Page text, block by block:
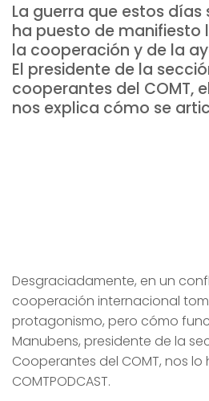
La guerra que estos días
ha puesto de
la cooperación y de la
El presidente de la
cooperantes del COMT,
nos explica cómo se
Desgraciadamente, en un
cooperación internacional
protagonismo, pero cómo
Manubens, presidente de la
Cooperantes del COMT, nos
COMTPODCAST.